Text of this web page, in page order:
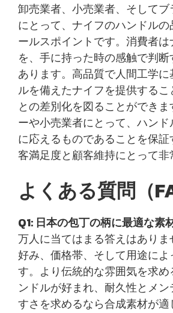
卸売業者、小売業者、そして
にとって、ナイフのハンドル
ールスポイントです。消費者
を、手に持った時の感触で判断
あります。高品質で人間工学
ルを備えたナイフを提供する
との差別化を図ることができ
ーや小売業者にとって、ハン
に応えるものであることを保
客満足度と顧客維持にとって
よくある質問（
Q1: 日本の包丁の柄に最適な素
万人に当てはまる答えはあり
好み、価格帯、そして用途によ
す。より伝統的な雰囲気を求
ンドルが好まれ、耐久性とメ
すさを求めるなら合成素材が適